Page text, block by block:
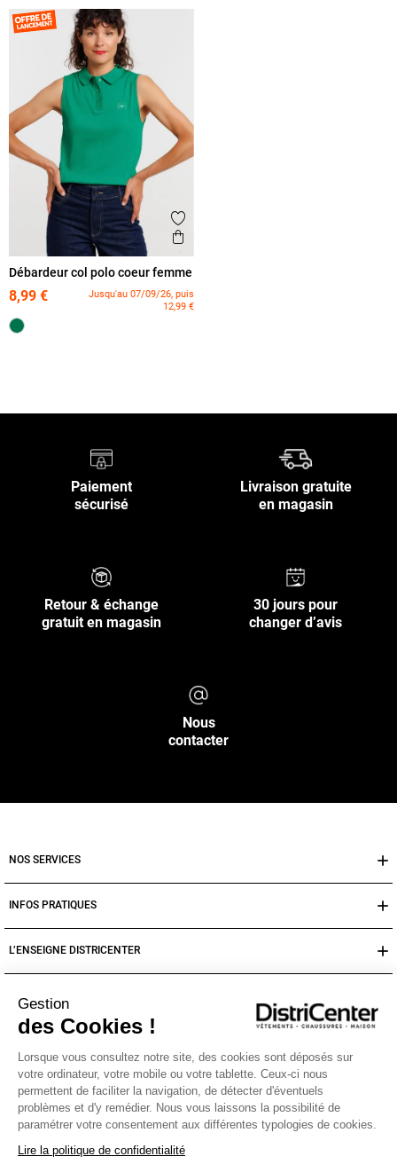
Gestion
des Cookies !
Lorsque vous consultez notre site, des cookies sont déposés sur
votre ordinateur, votre mobile ou votre tablette. Ceux-ci nous
permettent de faciliter la navigation, de détecter d'éventuels
problèmes et d'y remédier. Nous vous laissons la possibilité de
paramétrer votre consentement aux différentes typologies de cookies.
Lire la politique de confidentialité
Ajouter aux favoris
Aperçu rapide
Débardeur col polo coeur femme
8,99 €
Jusqu'au 07/09/26, puis
12,99 €
Paiement
sécurisé
Livraison gratuite
en magasin
Retour & échange
gratuit en magasin
30 jours pour
changer d’avis
Nous
contacter
NOS SERVICES
INFOS PRATIQUES
L’ENSEIGNE DISTRICENTER
Moyens de paiement